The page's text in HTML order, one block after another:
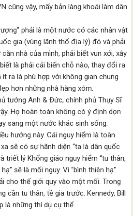
cũng vậy, mấy bản làng khoái làm dân
phải là một nước có các nhân vật
gia (vùng lãnh thổ địa lý) đó và phải
nhà của mình, phải biết vun xới, xây
là phải cải biến chỗ nào, thay đổi ra
ra là phù hợp với không gian chung
hơn những nhà hàng xóm.
tướng Anh & Đức, chính phủ Thụy Sĩ
Họ hoàn toàn không có ý định dọn
sang một nước khác sinh sống.
hướng này. Cái nguy hiểm là toàn
sẽ có sự hãnh diện “ta là dân quốc
triết lý Khổng giáo nguy hiểm “tu thân,
sẽ là mối nguy. Vì “bình thiên hạ”
cho thế giới quy vào một mối. Trong
cần tu thân, tề gia trước. Kennedy, Bill
là những thí dụ cụ thể.